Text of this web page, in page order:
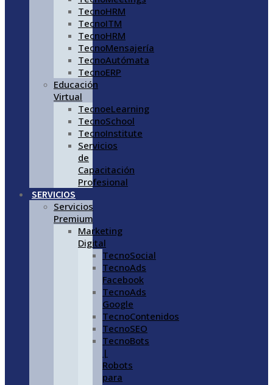
TecnoHRM
TecnoITM
TecnoHRM
TecnoMensajería
TecnoAutómata
TecnoERP
Educación
Virtual
TecnoeLearning
TecnoSchool
TecnoInstitute
Servicios
de
Capacitación
Profesional
SERVICIOS
Servicios
Premium
Marketing
Digital
TecnoSocial
TecnoAds
Facebook
TecnoAds
Google
TecnoContenidos
TecnoSEO
TecnoBots
|
Robots
para